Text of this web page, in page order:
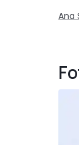
Ana